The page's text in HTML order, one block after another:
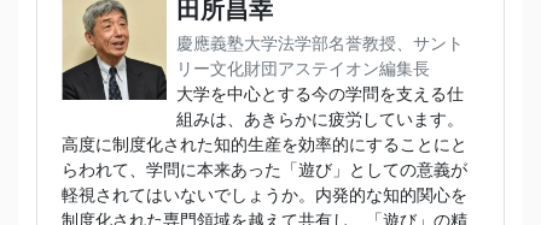
田所昌幸
慶應義塾大学法学部名誉教授、サント
リー文化財団アステイオン編集長
大学を中心とする今の学問を支える仕
組みは、あきらかに疲労しています。
高度に制度化された知的生産を効率的にすることにと
らわれて、学問に本来あった「遊び」としての意義が
軽視されてはいないでしょうか。内発的な知的関心を
制度化された専門領域を越えて共有し、「遊び」の精